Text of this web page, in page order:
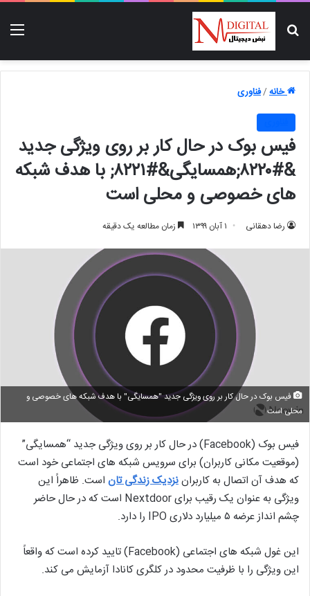
جستجو برای
خانه/فناوری
فیس بوک در حال کار بر روی ویژگی جدید
&#۸۲۲۰;همسایگی&#۸۲۲۱; با هدف شبکه
های خصوصی و محلی است
رضا دهقانی ۱ آبان ۱۳۹۹ زمان مطالعه یک دقیقه
فیس بوک در حال کار بر روی ویژگی جدید "همسایگی" با هدف شبکه های خصوصی و
محلی است
فیس بوک (Facebook) در حال کار بر روی ویژگی جدید “همسایگی”
(موقعیت مکانی کاربران) برای سرویس شبکه های اجتماعی خود است
که هدف آن اتصال به کاربراننزدیک زندگی تان است. ظاهراً این
ویژگی به عنوان یک رقیب برای Nextdoor است که در حال حاضر
چشم انداز عرضه ۵ میلیارد دلاری IPO را دارد.
این غول شبکه های اجتماعی (Facebook) تایید کرده است که واقعاً
این ویژگی را با ظرفیت محدود در کلگری کانادا آزمایش می کند.